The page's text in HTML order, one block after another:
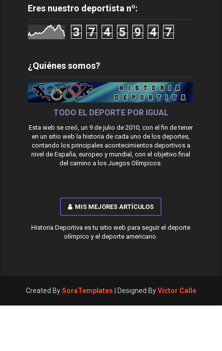
Eres nuestro deportista nº:
3 7 4 5 9 4 7
¿Quiénes somos?
TODO EL DEPORTE POR IGUAL
Esta web se creó, un 9 de julio de 2010, con el fin de tener
en un sitio web la historia de cada uno de los deportes,
contando los principales acontecimientos deportivos a
nivel de España, europeo y mundial, con el objetivo final
del camino a los Juegos Olímpicos.
MIS MEJORES ARTÍCULOS
Historia Deportiva es tu sitio web para seguir el deporte
olímpico y el deporte americano.
Created BySoraTemplates | Designed ByVíctor Calle